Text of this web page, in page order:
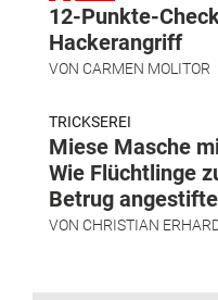
12-Punkte-
Hackerangriff
VON CARMEN MOLITOR
TRICKSEREI
Miese Masche
Wie Flüchtlinge
Betrug
VON CHRISTIAN